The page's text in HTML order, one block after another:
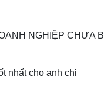
NGHIỆP CHƯA
nhất cho anh chị